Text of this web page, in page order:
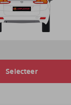
Selecteer